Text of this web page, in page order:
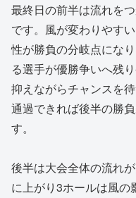
最終日の前半は流れを
です。風が変わりやす
性が勝負の分岐点にな
る選手が優勝争いへ残
抑えながらチャンスを
通過できれば後半の勝
す。
後半は大会全体の流れ
に上がり3ホールは風の